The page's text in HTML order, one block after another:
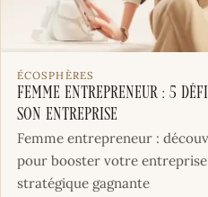
ÉCOSPHÈRES
Femme entrepreneur : 5
son entreprise
Femme entrepreneur :
pour booster votre
stratégique gagnante